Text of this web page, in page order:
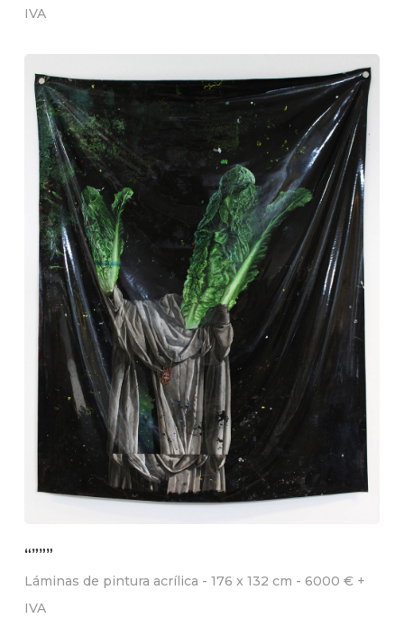
IVA
“”””
Láminas de pintura acrílica - 176 x 132 cm - 6000 € +
IVA